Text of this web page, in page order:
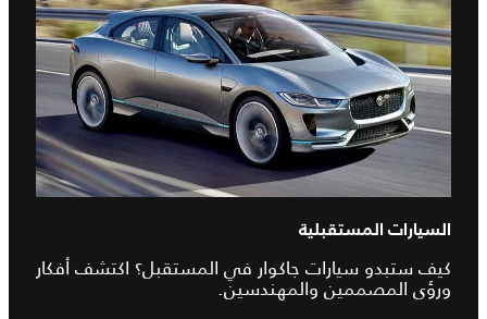
السيارات المستقبلية
كيف ستبدو سيارات جاكوار في المستقبل؟ اكتشف أفكار
ورؤى المصممين والمهندسين.